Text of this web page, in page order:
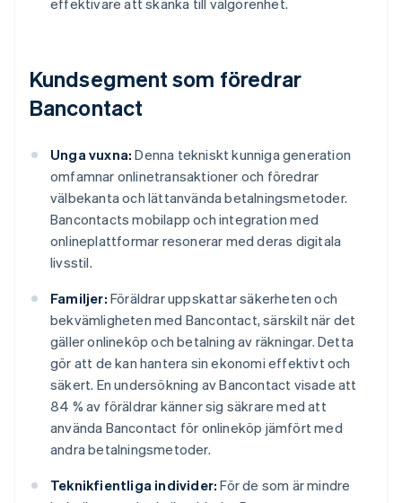
effektivare att skänka till välgörenhet.
Kundsegment som föredrar
Bancontact
Unga vuxna: Denna tekniskt kunniga generation
omfamnar onlinetransaktioner och föredrar
välbekanta och lättanvända betalningsmetoder.
Bancontacts mobilapp och integration med
onlineplattformar resonerar med deras digitala
livsstil.
Familjer: Föräldrar uppskattar säkerheten och
bekvämligheten med Bancontact, särskilt när det
gäller onlineköp och betalning av räkningar. Detta
gör att de kan hantera sin ekonomi effektivt och
säkert. En undersökning av Bancontact visade att
84 % av föräldrar känner sig säkrare med att
använda Bancontact för onlineköp jämfört med
andra betalningsmetoder.
Teknikfientliga individer: För de som är mindre